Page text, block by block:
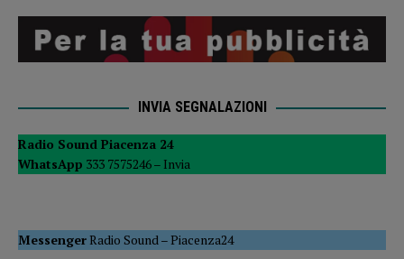
INVIA SEGNALAZIONI
Radio Sound Piacenza 24
WhatsApp 333 7575246 – Invia
MessengerRadio Sound–Piacenza24